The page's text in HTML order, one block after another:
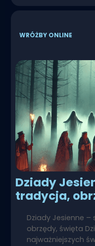
WRÓŻBY ONLINE
Dziady
tradycja,
Dziady Jesienne –
obrzędy, święta
najważniejszych